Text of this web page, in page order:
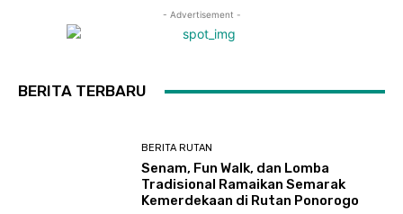
- Advertisement -
BERITA TERBARU
BERITA RUTAN
Senam, Fun Walk, dan Lomba
Tradisional Ramaikan Semarak
Kemerdekaan di Rutan Ponorogo